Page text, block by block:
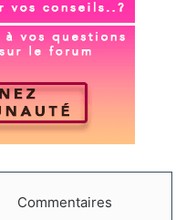
Commentaires